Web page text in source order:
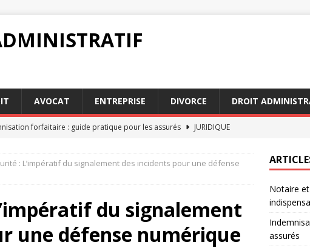
AVOCAT ENTREPRISE DIVORCE DROIT
forfaitaire : guide pratique pour les assurés
JURIDIQUE
contre un tiers : étapes pour faire valoir vos droits
DROIT
et acte authentique : pourquoi c’est indispensable pour une
: L’impératif du signalement des incidents pour une défense
du signalement
une défense numérique
Notaire
assurés